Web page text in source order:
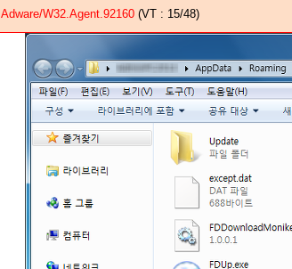
Adware/W32.Agent.92160 (VT : 15/48)